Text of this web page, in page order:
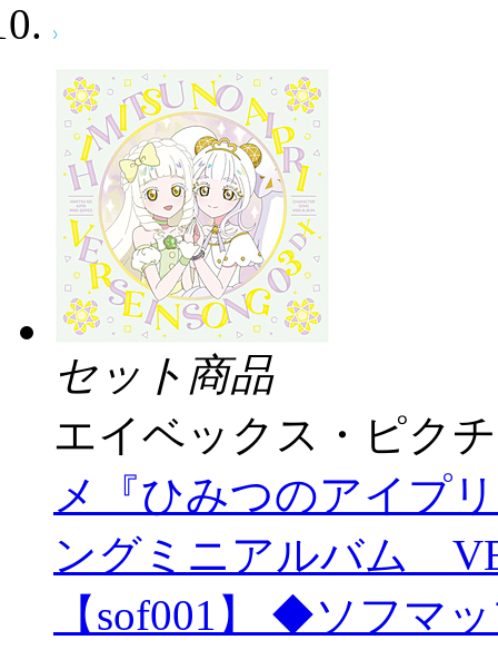
セット商品
エイベックス・ピク
メ『ひみつのアイプ
ングミニアルバム
【sof001】 ◆ソフマ